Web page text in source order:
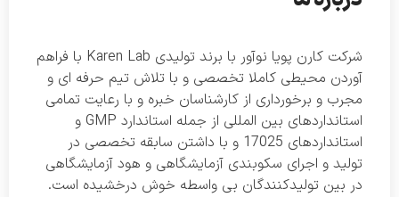
شرکت کارن پویا نوآور با برند تولیدی Karen Lab با فراهم
آوردن محیطی کاملا تخصصی و با تلاش تیم حرفه ای و
مجرب و برخورداری از کارشناسان خبره و با رعایت تمامی
استانداردهای بین المللی از جمله استاندارد GMP و
استانداردهای 17025 و با داشتن سابقه تخصصی در
تولید و اجرای سکوبندی آزمایشگاهی و هود آزمایشگاهی
در بین تولیدکنندگان بی واسطه خوش درخشیده است.